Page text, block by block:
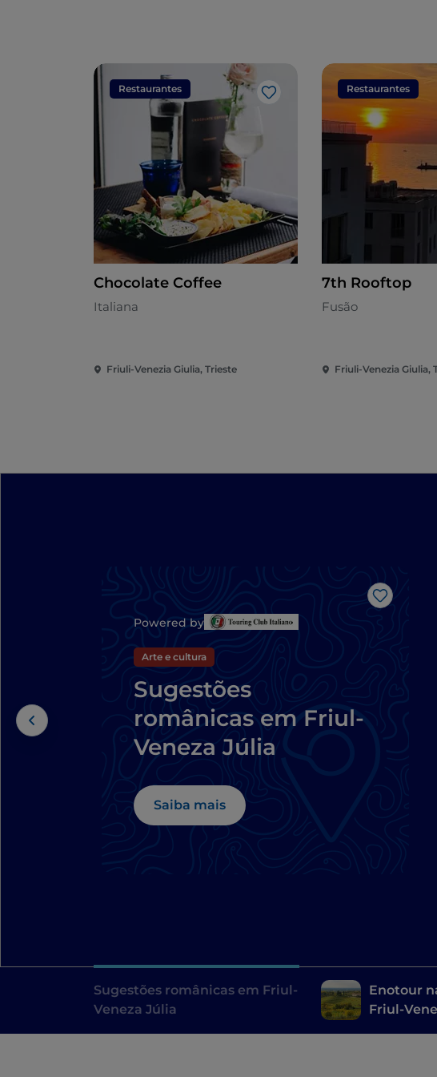
Restaurantes
Gosto
Chocolate Coffee
Italiana
Friuli-Venezia Giulia, Trieste
Restaurantes
7th Rooftop
Fusão
Friuli-Venezia Giulia,
Gosto
Powered by
Arte e cultura
Sugestões
românicas em Friul-
Veneza Júlia
Saiba mais
Sugestões românicas em Friul-
Veneza Júlia
Enotour
Friul-